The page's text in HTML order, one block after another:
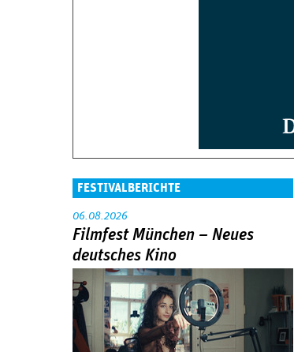
FESTIVALBERICHTE
06.08.2026
Filmfest München – Neues
deutsches Kino